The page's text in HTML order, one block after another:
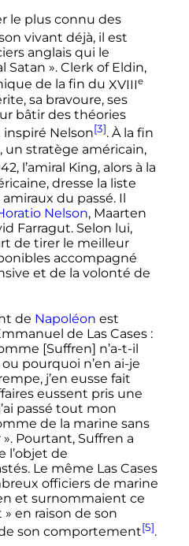
le plus connu des
vivant déjà, il est
anglais qui le
Satan ». Clerk of Eldin,
de la fin du XVIIIe
sa bravoure, ses
bâtir des théories
inspiré Nelson[3]. À la fin
un stratège américain,
l’amiral King, alors à la
dresse la liste
du passé. Il
Nelson, Maarten
Farragut. Selon lui,
de tirer le meilleur
accompagné
et de la volonté de
de Napoléon est
de Las Cases :
[Suffren] n’a-t-il
pourquoi n’en ai-je
j’en eusse fait
eussent pris une
passé tout mon
de la marine sans
. Pourtant, Suffren a
l’objet de
Le même Las Cases
officiers de marine
et surnommaient ce
» en raison de son
son comportement[5].